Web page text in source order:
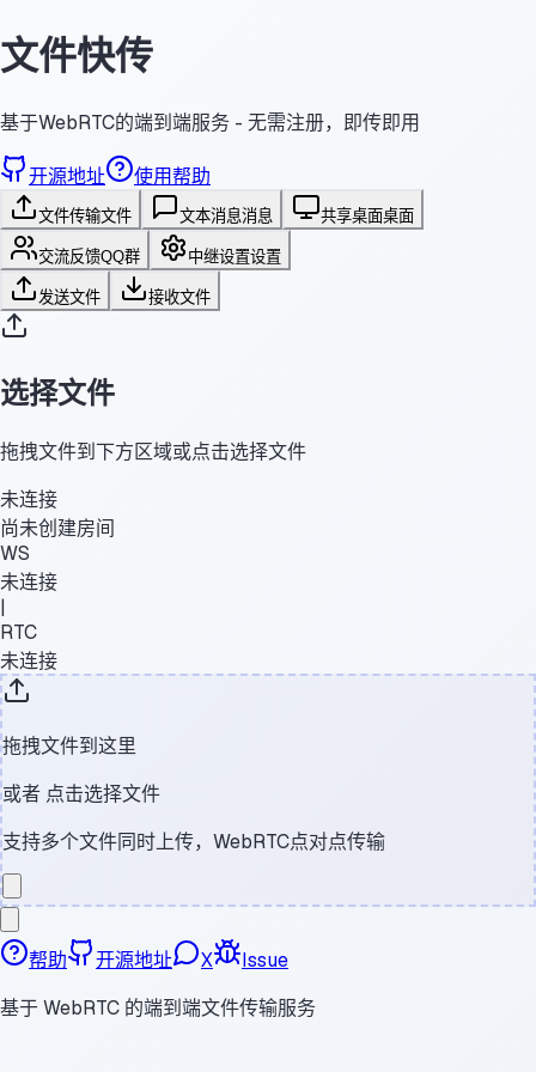
文件快传
基于WebRTC的端到端服务 - 无需注册，即传即用
开源地址 使用帮助
文件传输文件 文本消息消息 共享桌面桌面
交流反馈QQ群 中继设置设置
发送文件 接收文件
选择文件
拖拽文件到下方区域或点击选择文件
未连接
尚未创建房间
WS
未连接
|
RTC
未连接
拖拽文件到这里
或者 点击选择文件
支持多个文件同时上传，WebRTC点对点传输
帮助 开源地址 X
Issue
基于 WebRTC 的端到端文件传输服务